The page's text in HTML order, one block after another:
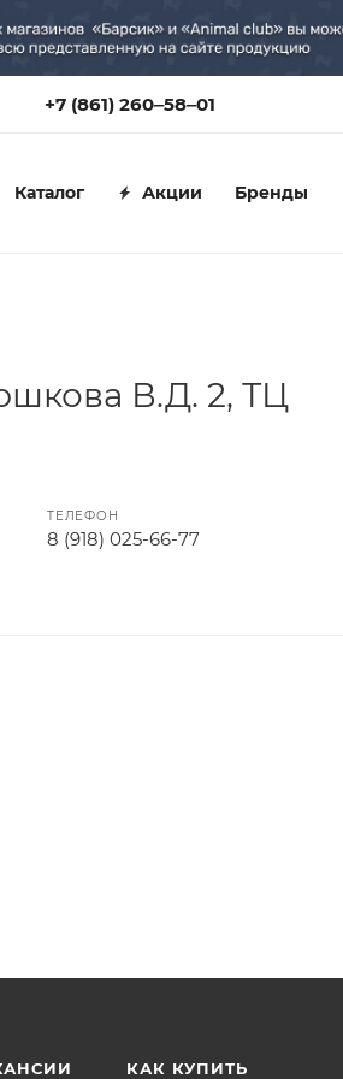
+7 (861) 260‒58‒01
Каталог Акции Бренды
В.Д. 2, ТЦ
ТЕЛЕФОН
8 (918) 025-66-77
КАК КУПИТЬ